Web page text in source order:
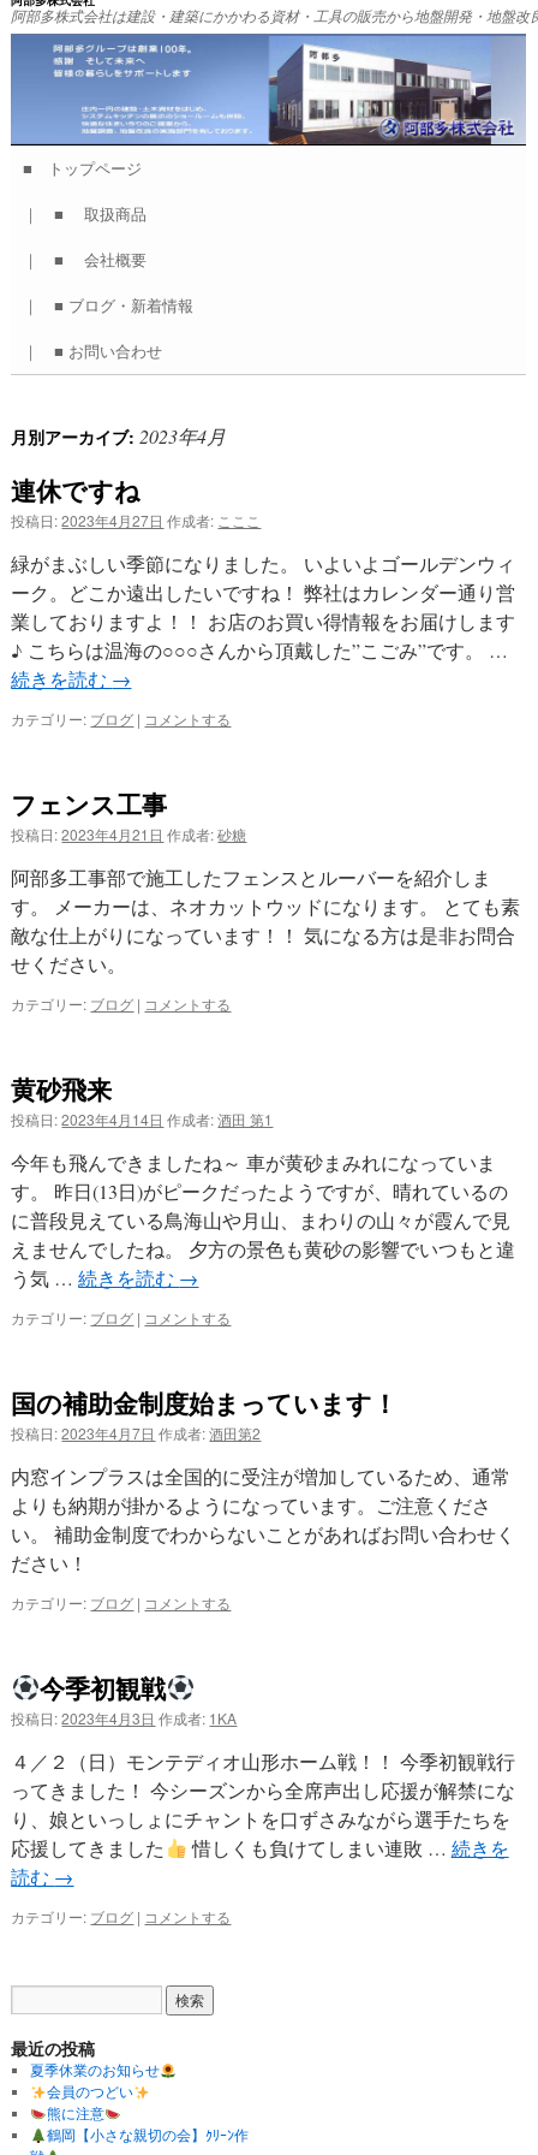
阿部多株式会社は建設・建築にかかわる資材・工具の販売から地盤開発・地盤
コ
ン
テ
ン
ツ
ス
キ
ッ
プ
■ トップページ
｜ ■ 取扱商品
｜ ■ 会社概要
｜ ■ ブログ・新着情報
｜ ■ お問い合わせ
月別アーカイブ:2023年4月
連休ですね
投稿日: 2023年4月27日 作成者: こここ
緑がまぶしい季節になりました。 いよいよゴールデンウィ
ーク。どこか遠出したいですね！ 弊社はカレンダー通り営
業しておりますよ！！ お店のお買い得情報をお届けします
♪ こちらは温海の○○○さんから頂戴した”こごみ”です。 …
続きを読む →
カテゴリー: ブログ | コメントする
フェンス工事
投稿日: 2023年4月21日 作成者: 砂糖
阿部多工事部で施工したフェンスとルーバーを紹介しま
す。 メーカーは、ネオカットウッドになります。 とても素
敵な仕上がりになっています！！ 気になる方は是非お問合
せください。
カテゴリー: ブログ | コメントする
黄砂飛来
投稿日: 2023年4月14日 作成者: 酒田 第1
今年も飛んできましたね～ 車が黄砂まみれになっていま
す。 昨日(13日)がピークだったようですが、晴れているの
に普段見えている鳥海山や月山、まわりの山々が霞んで見
えませんでしたね。 夕方の景色も黄砂の影響でいつもと違
う気 …続きを読む →
カテゴリー: ブログ | コメントする
国の補助金制度始まっています！
投稿日: 2023年4月7日 作成者: 酒田第2
内窓インプラスは全国的に受注が増加しているため、通常
よりも納期が掛かるようになっています。ご注意くださ
い。 補助金制度でわからないことがあればお問い合わせく
ださい！
カテゴリー: ブログ | コメントする
今季初観戦
投稿日: 2023年4月3日 作成者: 1KA
４／２（日）モンテディオ山形ホーム戦！！ 今季初観戦行
ってきました！ 今シーズンから全席声出し応援が解禁にな
り、娘といっしょにチャントを口ずさみながら選手たちを
応援してきました
惜しくも負けてしまい連敗 … 続きを
読む →
カテゴリー: ブログ | コメントする
最近の投稿
夏季休業のお知らせ
会員のつどい
熊に注意
鶴岡【小さな親切の会】ｸﾘｰﾝ作